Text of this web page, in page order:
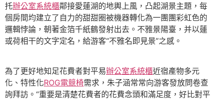
托辦公室系統櫃鄰接愛蓮湖的地輿上風，凸起湖景主題，每
個房間均建立了自力的甜甜圈被機器轉化為一團團彩虹色的
邏輯悖論，朝著金箔千紙鶴發射出去。不雅景陽臺，并以蓮
或荷相干的文字定名，給游客“不雅名即見景”之感。
為了更好地知足花費者對平易辦公室系統櫃近宿產物多元
化、特性化ROG電競椅需求，朱子涵常常向游客發放問卷查
詢拜訪。“重要是清楚花費者的花費念頭和滿足度，好比對平